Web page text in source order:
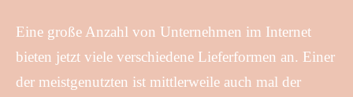
Eine große Anzahl von Unternehmen im Internet
bieten jetzt viele verschiedene Lieferformen an. Einer
der meistgenutzten ist mittlerweile auch mal der